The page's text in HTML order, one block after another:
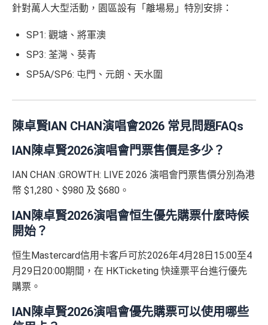
^有關申請恒生 enJoy 卡之注意事項及申請人聲明詳情（按
❎缺點
冇得換里數
專有校園優惠
憑卡簽賬之部份金額將捐贈母校，用以資助大學 / 大專
學生卡有時都可以玩到恒生卡其他大promo
無得換里數
張卡先，到時再拎其他恒生卡都易啲
積分每年續期月計有效期24個月
查看更多信用卡詳情及分析...
針對萬人大型活動，園區設有「離場易」特別安排：
SP1: 觀塘、將軍澳
SP3: 荃灣、葵青
SP5A/SP6: 屯門、元朗、天水圍
陳卓賢IAN CHAN演唱會2026 常見問題FAQs
IAN陳卓賢2026演唱會門票售價是多少？
IAN CHAN :GROWTH: LIVE 2026 演唱會門票售價分別為港
幣 $1,280、$980 及 $680。
IAN陳卓賢2026演唱會恒生優先購票什麼時候
開始？
恒生Mastercard信用卡客戶可於2026年4月28日15:00至4
月29日20:00期間，在 HKTicketing 快達票平台進行優先
購票。
IAN陳卓賢2026演唱會優先購票可以使用哪些